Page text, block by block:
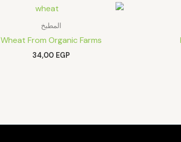
المطبخ
Wheat From Organic Farms
34,00 EGP